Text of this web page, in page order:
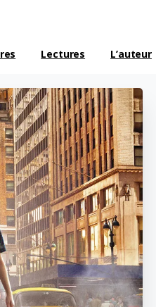
Lectures L’auteur